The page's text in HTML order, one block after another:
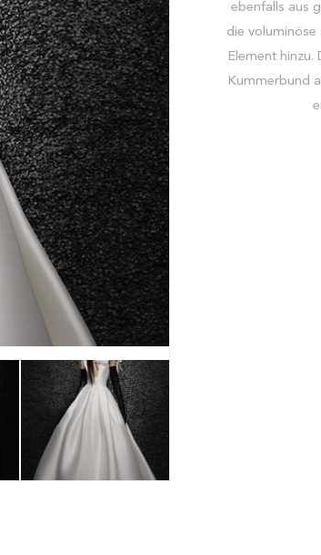
ebenfalls aus
die voluminöse
Element
Kummerbund